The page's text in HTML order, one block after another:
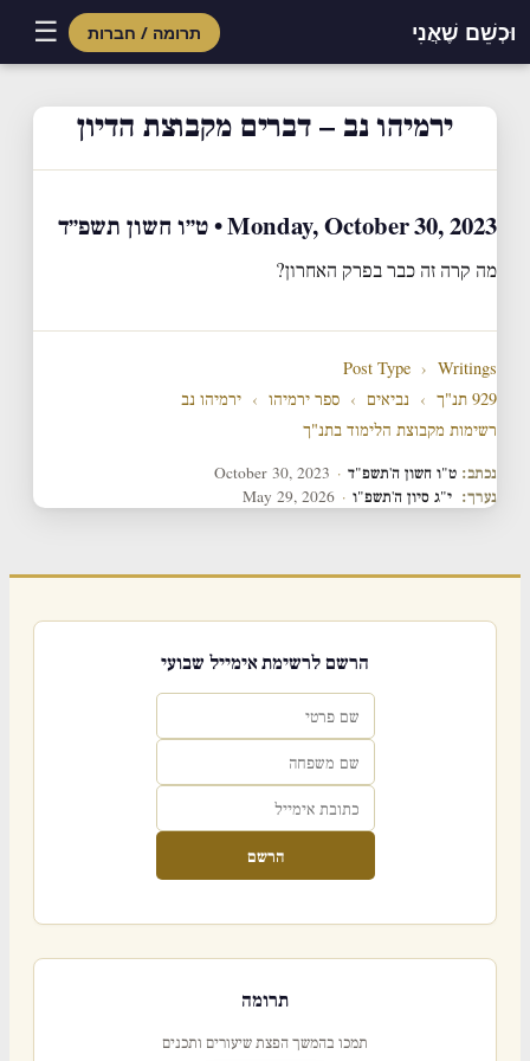
וּכְשֵׁם שֶׁאֲנִי תרומה / חברות ☰
ירמיהו נב – דברים מקבוצת הדיון
Monday, October 30, 2023 • ט״ו חשון תשפ״ד
מה קרה זה כבר בפרק האחרון?
Post Type › Writings
929 תנ"ך
› נביאים › ספר ירמיהו › ירמיהו נב
רשימות מקבוצת הלימוד בתנ"ך
נכתב: ט"ו חשון ה'תשפ"ד ·
October 30, 2023
נערך: י"ג סיון ה'תשפ"ו ·
May 29, 2026
הרשם לרשימת אימייל שבועי
הרשם
תרומה
תמכו בהמשך הפצת שיעורים ותכנים